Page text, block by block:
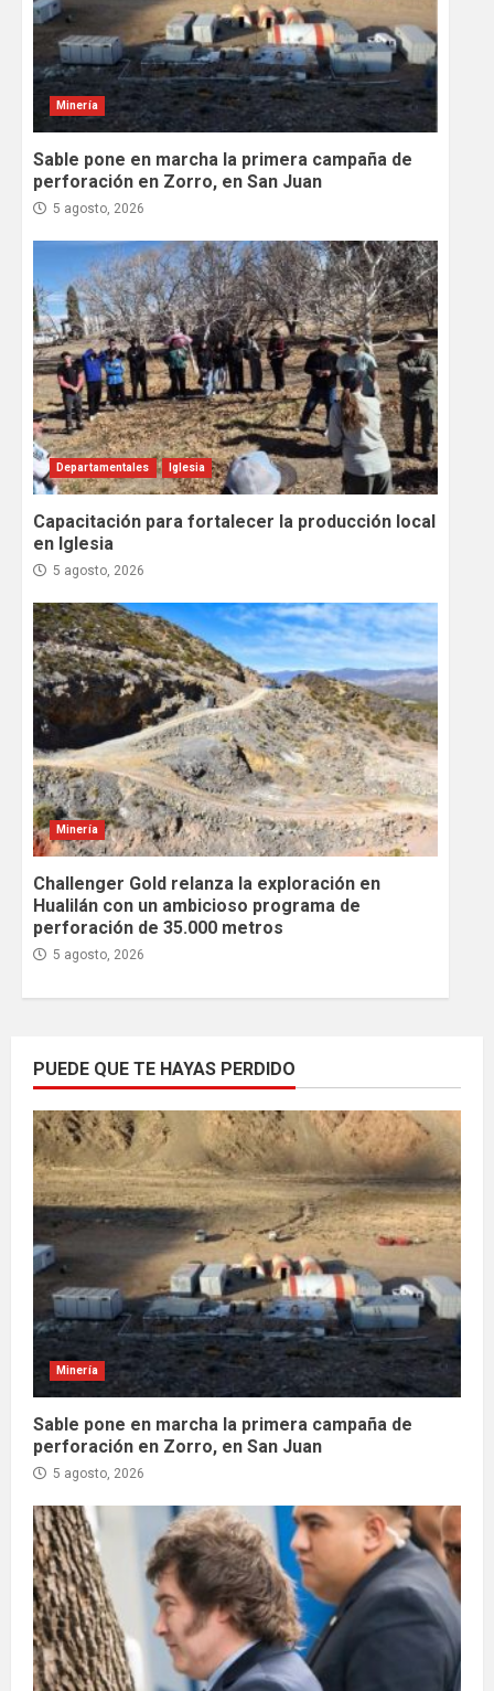
Minería
Sable pone en marcha la primera campaña de
perforación en Zorro, en San Juan
5 agosto, 2026
Departamentales Iglesia
Capacitación para fortalecer la producción local
en Iglesia
5 agosto, 2026
Minería
Challenger Gold relanza la exploración en
Hualilán con un ambicioso programa de
perforación de 35.000 metros
5 agosto, 2026
PUEDE QUE TE HAYAS PERDIDO
Minería
Sable pone en marcha la primera campaña de
perforación en Zorro, en San Juan
5 agosto, 2026